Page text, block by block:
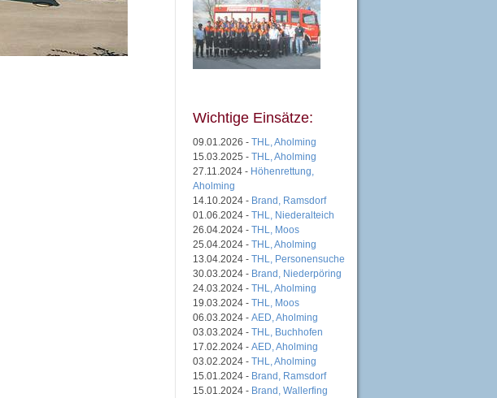
Wichtige Einsätze:
09.01.2026 - THL, Aholming
15.03.2025 - THL, Aholming
27.11.2024 - Höhenrettung,
Aholming
14.10.2024 - Brand, Ramsdorf
01.06.2024 - THL, Niederalteich
26.04.2024 - THL, Moos
25.04.2024 - THL, Aholming
13.04.2024 - THL, Personensuche
30.03.2024 - Brand, Niederpöring
24.03.2024 - THL, Aholming
19.03.2024 - THL, Moos
06.03.2024 - AED, Aholming
03.03.2024 - THL, Buchhofen
17.02.2024 - AED, Aholming
03.02.2024 - THL, Aholming
15.01.2024 - Brand, Ramsdorf
15.01.2024 - Brand, Wallerfing